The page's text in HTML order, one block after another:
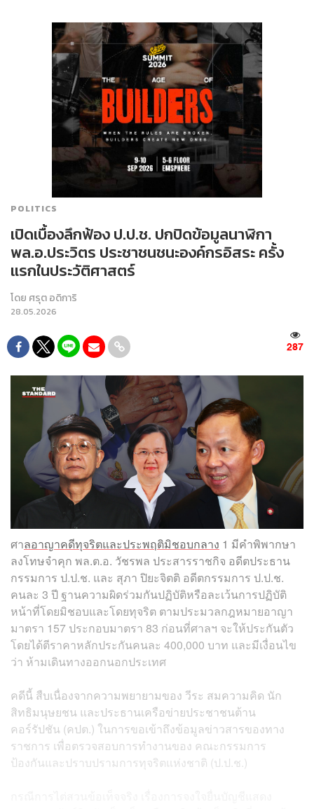
POLITICS
เปิดเบื้องลึกฟ้อง ป.ป.ช. ปกปิดข้อมูลนาฬิกา
พล.อ.ประวิตร ประชาชนชนะองค์กรอิสระ ครั้ง
แรกในประวัติศาสตร์
โดย ศรุต อดิการิ
28.05.2026
287
ศาลอาญาคดีทุจริตและประพฤติมิชอบกลาง 1 มีคำพิพากษา
ลงโทษจำคุก พล.ต.อ. วัชรพล ประสารราชกิจ อดีตประธาน
กรรมการ ป.ป.ช. และ สุภา ปิยะจิตติ อดีตกรรมการ ป.ป.ช.
คนละ 3 ปี ฐานความผิดร่วมกันปฏิบัติหรือละเว้นการปฏิบัติ
หน้าที่โดยมิชอบและโดยทุจริต ตามประมวลกฎหมายอาญา
มาตรา 157 ประกอบมาตรา 83 ก่อนที่ศาลฯ จะให้ประกันตัว
โดยได้ตีราคาหลักประกันคนละ 400,000 บาท และมีเงื่อนไข
ว่า ห้ามเดินทางออกนอกประเทศ
คดีนี้ สืบเนื่องจากความพยายามของ วีระ สมความคิด นัก
สิทธิมนุษยชน และประธานเครือข่ายประชาชนต้าน
คอร์รัปชัน (คปต.) ในการขอเข้าถึงข้อมูลข่าวสารของทาง
ราชการ เพื่อตรวจสอบการทำงานของ คณะกรรมการ
ป้องกันและปราบปรามการทุจริตแห่งชาติ (ป.ป.ช.)